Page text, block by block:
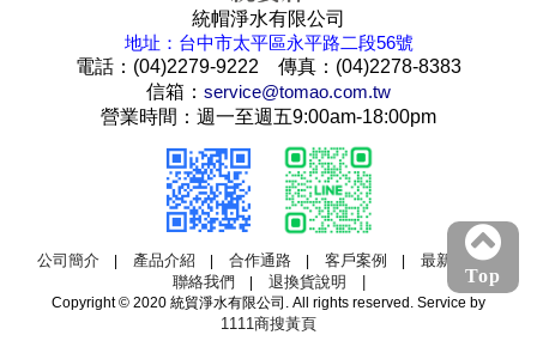
統帽淨水有限公司
地址：台中市太平區永平路二段56號
電話：(04)2279-9222 傳真：(04)2278-8383
信箱： service@tomao.com.tw
營業時間：週一至週五9:00am-18:00pm
公司簡介| 產品介紹 合作通路| 客戶案例 最新消息|
聯絡我們 退換貨說明 |
Copyright © 2020 統貿淨水有限公司. All rights reserved. Service by
1111商搜黃頁
Top